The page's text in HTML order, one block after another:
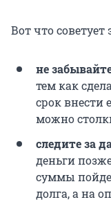
Вот что советует
не
тем как
срок внести
можно
следите за
деньги
суммы
долга, а на